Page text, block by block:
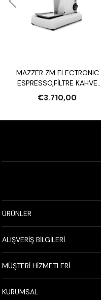
MAZZER ZM ELECTRONIC
ESPRESSO,FİLTRE KAHVE
DEĞİRMENİ
€3.710,00
ÜRÜNLER
ALIŞVERİŞ BİLGİLERİ
MÜŞTERİ HİZMETLERİ
KURUMSAL